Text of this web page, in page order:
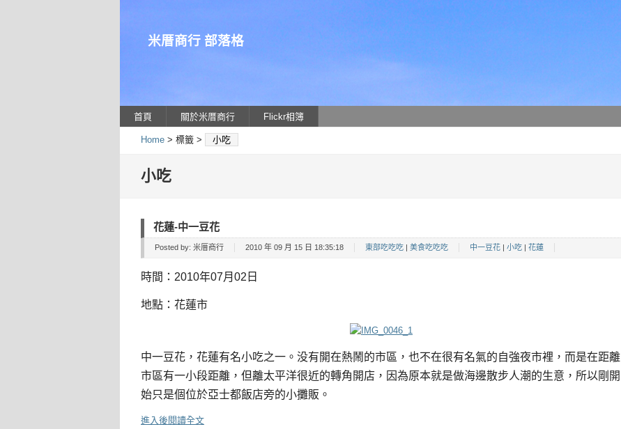
米厝商行 部落格
首頁 關於米厝商行 Flickr相簿
Home > 標籤 > 小吃
小吃
花蓮-中一豆花
Posted by: 米厝商行 2010 年 09 月 15 日 18:35:18 東部吃吃吃 美食吃吃吃 中一豆花 小吃 花蓮
時間：2010年07月02日
地點：花蓮市
中一豆花，花蓮有名小吃之一。没有開在熱鬧的市區，也不在很有名氣的自強夜市裡，而是在距離
市區有一小段距離，但離太平洋很近的轉角開店，因為原本就是做海邊散步人潮的生意，所以剛開
始只是個位於亞士都飯店旁的小攤販。
進入後閱讀全文